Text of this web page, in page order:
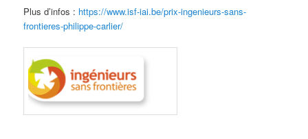
Plus d’infos : https://www.isf-iai.be/prix-ingenieurs-sans-
frontieres-philippe-carlier/